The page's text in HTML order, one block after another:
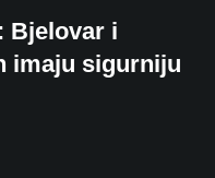
Bjelovar i
imaju sigurniju